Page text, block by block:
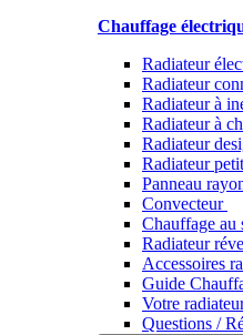
Chauffage
Radiateur
Radiateur
Radiateur à
Radiateur à
Radiateur
Radiateur
Panneau
Convecteur
Chauffage au
Radiateur
Accessoires
Guide
Votre
Questions /